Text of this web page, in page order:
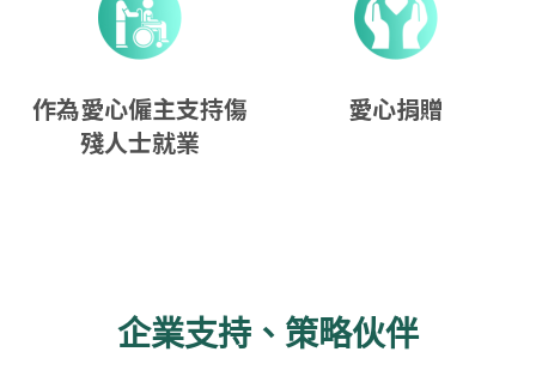
作為愛心僱主支持傷
殘人士就業
愛心捐贈
企業支持、策略伙伴